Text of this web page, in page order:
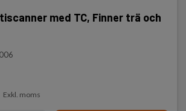
med TC, Finner trä och
Exkl. moms